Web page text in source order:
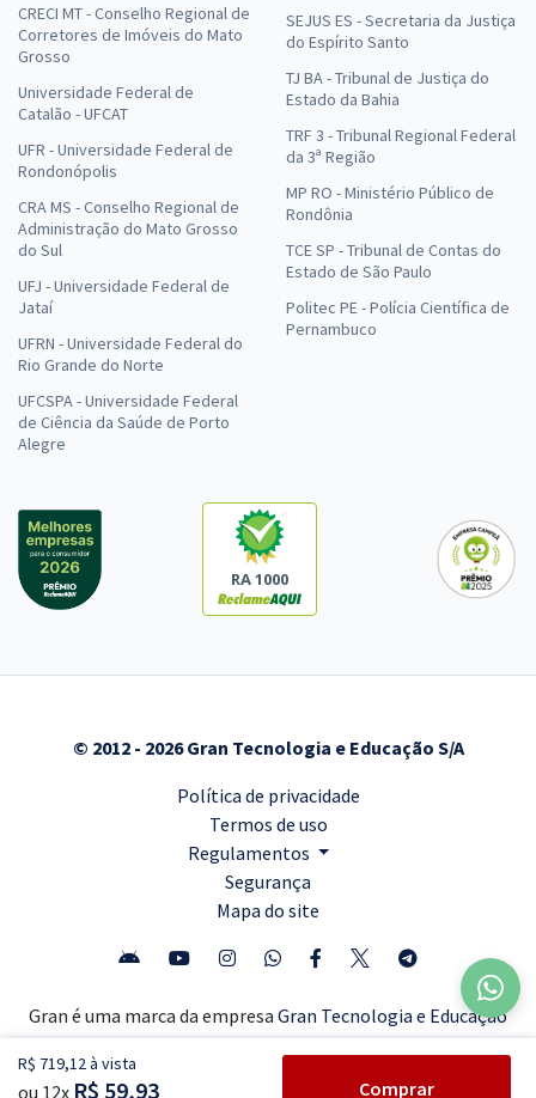
R$ 719,12 à vista
ou 12x R$ 59,93 Comprar
CRECI MT - Conselho Regional de
Corretores de Imóveis do Mato
Grosso
Universidade Federal de
Catalão - UFCAT
UFR - Universidade Federal de
Rondonópolis
CRA MS - Conselho Regional de
Administração do Mato Grosso
do Sul
UFJ - Universidade Federal de
Jataí
UFRN - Universidade Federal do
Rio Grande do Norte
UFCSPA - Universidade Federal
de Ciência da Saúde de Porto
Alegre
SEJUS ES - Secretaria da Justiça
do Espírito Santo
TJ BA - Tribunal de Justiça do
Estado da Bahia
TRF 3 - Tribunal Regional Federal
da 3ª Região
MP RO - Ministério Público de
Rondônia
TCE SP - Tribunal de Contas do
Estado de São Paulo
Politec PE - Polícia Científica de
Pernambuco
RA 1000
© 2012 - 2026 Gran Tecnologia e Educação S/A
Política de privacidade
Termos de uso
Regulamentos
Segurança
Mapa do site
Gran é uma marca da empresa Gran Tecnologia e Educação
S/A,CNPJ: 18.260.822/0001-77, SBS Quadra 02, Bloco J, Lote
10, Edifício Carlton Tower, Sala 201, 2º Andar, Asa Sul,